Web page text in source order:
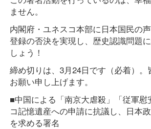
ません。
内閣府・ユネスコ本部に日本国民の
登録の否決を実現し、歴史認識問題
しょう！
締め切りは、3月24日です（必着）。
お願い申し上げます。
■中国による「南京大虐殺」「従軍慰
コ記憶遺産への申請に抗議し、日本
を求める署名